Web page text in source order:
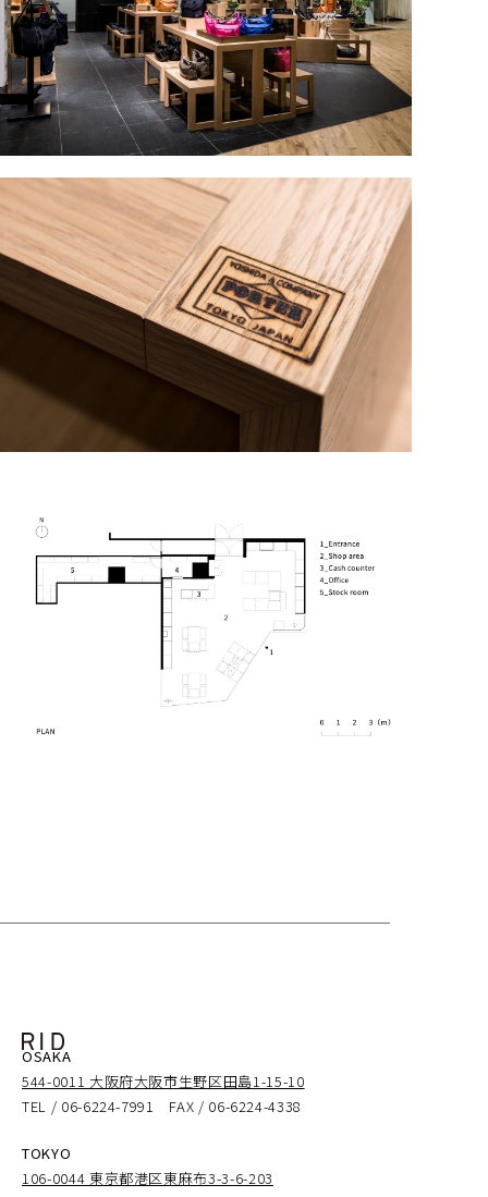
OSAKA
544-0011 大阪府大阪市生野区田島1-15-10
TEL / 06-6224-7991 FAX / 06-6224-4338
TOKYO
106-0044 東京都港区東麻布3-3-6-203